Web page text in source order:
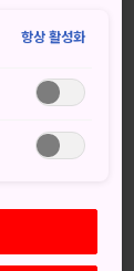
소 대부분은
리하게 이동
의 일부 구간
다 도쿄만 서
항상 활성화